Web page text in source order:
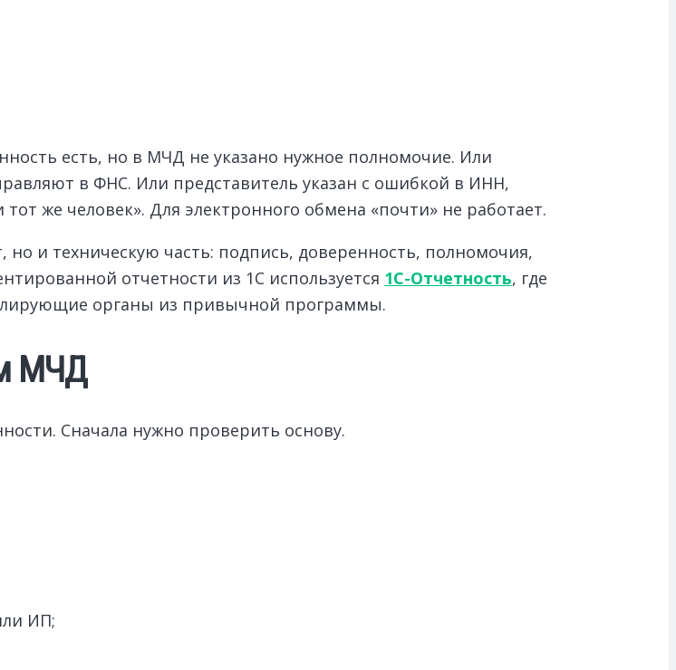
есть, но в МЧД не указано нужное полномочие. Или
в ФНС. Или представитель указан с ошибкой в ИНН,
же человек». Для электронного обмена «почти» не работает.
и техническую часть: подпись, доверенность, полномочия,
отчетности из 1С используется 1С-Отчетность, где
органы из привычной программы.
МЧД
Сначала нужно проверить основу.
ИП;